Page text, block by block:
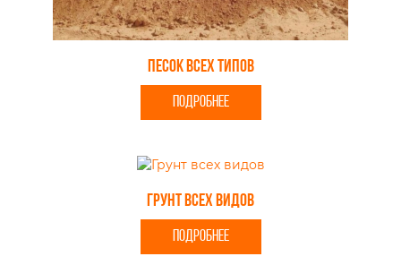
Песок всех типов
ПОДРОБНЕЕ
Грунт всех видов
ПОДРОБНЕЕ